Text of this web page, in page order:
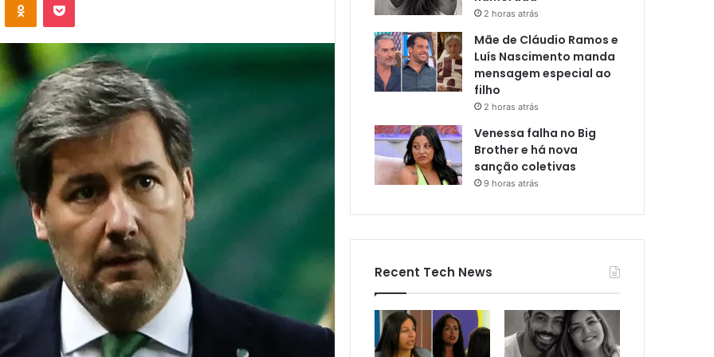
2 horas atrás
Mãe de Cláudio Ramos e
Luís Nascimento manda
mensagem especial ao
filho
2 horas atrás
Venessa falha no Big
Brother e há nova
sanção coletivas
9 horas atrás
Recent Tech News